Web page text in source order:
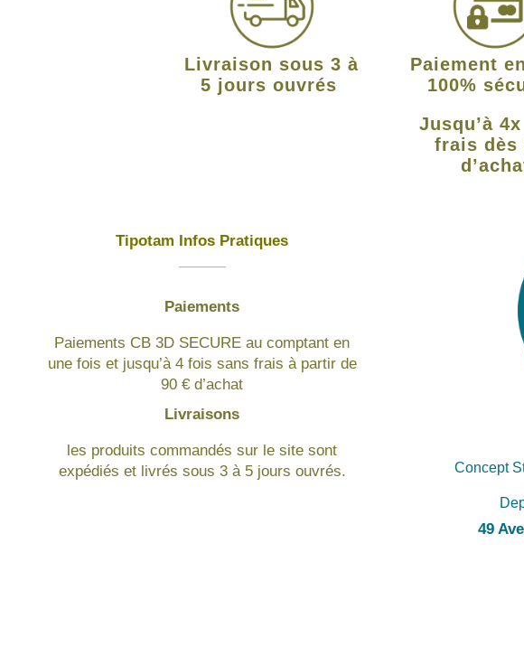
Livraison sous 3 à
5 jours ouvrés
Paiement
100%
Jusqu’à
frais dès
Tipotam Infos Pratiques
Paiements
Paiements CB 3D SECURE au comptant en
une fois et jusqu’à 4 fois sans frais à partir de
90 € d’achat
Livraisons
les produits commandés sur le site sont
expédiés et livrés sous 3 à 5 jours ouvrés.
Concept
49